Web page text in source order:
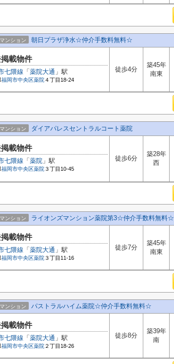
ンション 朝日プラザ浄水☆仲介手数料無料☆
載物件
七隈線 「 薬院大通 」駅
福岡市中央区薬院４丁目18-24
徒歩4分
築45年
南東
ンション ダイアパレスセントラルコート薬院
載物件
七隈線 「 薬院 」駅
福岡市中央区薬院３丁目10-45
徒歩6分
築28年
西
ンション ライオンズマンション薬院第3☆仲介手数料無料☆
載物件
七隈線 「 薬院大通 」駅
福岡市中央区薬院３丁目11-16
徒歩7分
築45年
南東
ンション パストラルハイム薬院☆仲介手数料無料☆
載物件
七隈線 「 薬院大通 」駅
福岡市中央区薬院 ２丁目18-26
徒歩8分
築39年
南